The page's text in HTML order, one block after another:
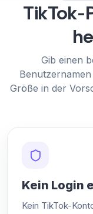
TikTok-
Gib einen
Größe in der
Kein Login
Kein TikTok-